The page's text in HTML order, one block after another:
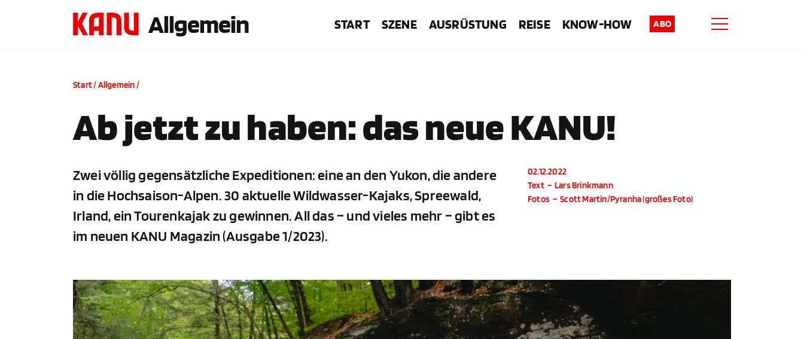
Allgemein START SZENE AUSRÜSTUNG REISE KNOW-HOW ABO
Start/Allgemein/
Ab jetzt zu haben: das neue KANU!
Zwei völlig gegensätzliche Expeditionen: eine an den Yukon, die andere
in die Hochsaison-Alpen. 30 aktuelle Wildwasser-Kajaks, Spreewald,
Irland, ein Tourenkajak zu gewinnen. All das – und vieles mehr – gibt es
im neuen KANU Magazin (Ausgabe 1/2023).
02.12.2022
Text – Lars Brinkmann
Fotos – Scott Martin/Pyranha (großes Foto)